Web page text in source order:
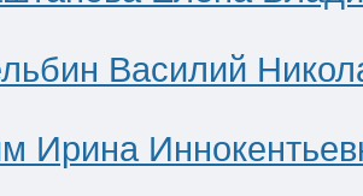
Василий
Ирина